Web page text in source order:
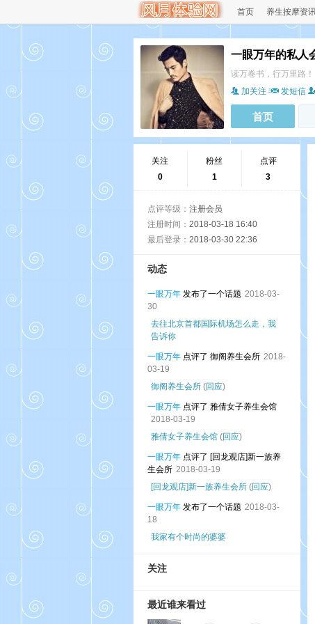
首页 养生按摩资
一眼万年的私人
读万卷书，行万里路！
加关注
发短信
首页
关注
0
粉丝
1
点评
3
点评等级： 注册会员
注册时间： 2018-03-18 16:40
最后登录： 2018-03-30 22:36
动态
一眼万年 发布了一个话题 2018-03-
30
去往北京首都国际机场怎么走，我
告诉你
一眼万年 点评了 御阁养生会所 2018-
03-19
御阁养生会所 (回应)
一眼万年 点评了 雅倩女子养生会馆
2018-03-19
雅倩女子养生会馆 (回应)
一眼万年 点评了 [回龙观店]新一族养
生会所 2018-03-19
[回龙观店]新一族养生会所 (回应)
一眼万年 发布了一个话题 2018-03-
18
我家有个时尚的婆婆
关注
最近谁来看过